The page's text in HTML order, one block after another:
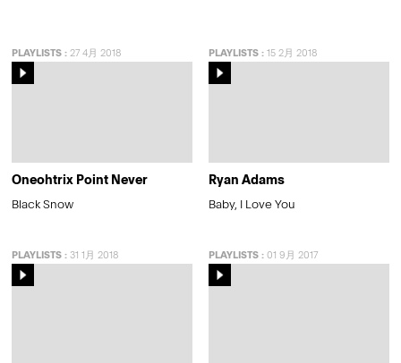
PLAYLISTS : 27 4月 2018
Oneohtrix Point Never
Black Snow
PLAYLISTS:15 2月 2018
Ryan Adams
Baby, I Love You
PLAYLISTS : 31 1月 2018 PLAYLISTS:01 9月 2017